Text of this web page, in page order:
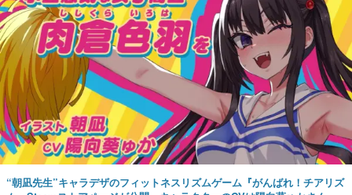
“朝凪先生”キャラデザのフィットネスリズムゲーム『がんばれ！チアリズ